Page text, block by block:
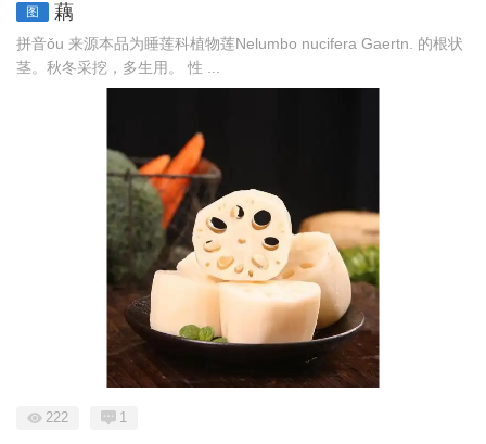
图 藕
拼音ǒu 来源本品为睡莲科植物莲Nelumbo nucifera Gaertn. 的根状
茎。秋冬采挖，多生用。 性 ...
222 1